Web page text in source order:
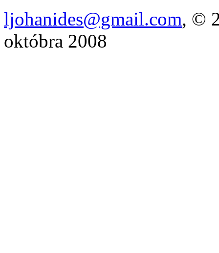
ljohanides@gmail.com, ©
októbra 2008